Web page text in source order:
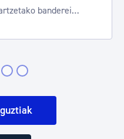
banderei